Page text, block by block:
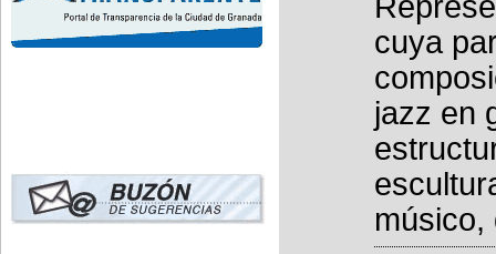
cuya
jazz en
músico,